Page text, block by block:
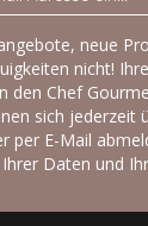
neue
nicht!
den Chef
sich
per E-Mail
Daten und